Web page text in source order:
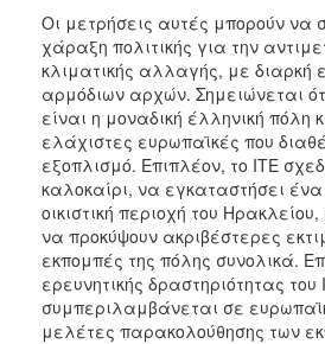
Οι μετρήσεις αυτές μπορούν να
χάραξη πολιτικής για την
κλιματικής αλλαγής, με διαρκή
αρμόδιων αρχών. Σημειώνεται
είναι η μοναδική έλληνική πόλη
ελάχιστες ευρωπαϊκές που
εξοπλισμό. Επιπλέον, το ΙΤΕ
καλοκαίρι, να εγκαταστήσει
οικιστική περιοχή του
να προκύψουν ακριβέστερες
εκπομπές της πόλης συνολικά.
ερευνητικής δραστηριότητας του
συμπεριλαμβάνεται σε
μελέτες παρακολούθησης των